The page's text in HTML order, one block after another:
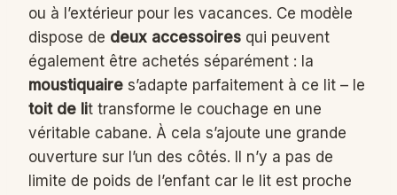
ou à l’extérieur pour les vacances. Ce modèle
dispose de deux accessoires qui peuvent
également être achetés séparément : la
moustiquaire s’adapte parfaitement à ce lit – le
toit de lit transforme le couchage en une
véritable cabane. À cela s’ajoute une grande
ouverture sur l’un des côtés. Il n’y a pas de
limite de poids de l’enfant car le lit est proche